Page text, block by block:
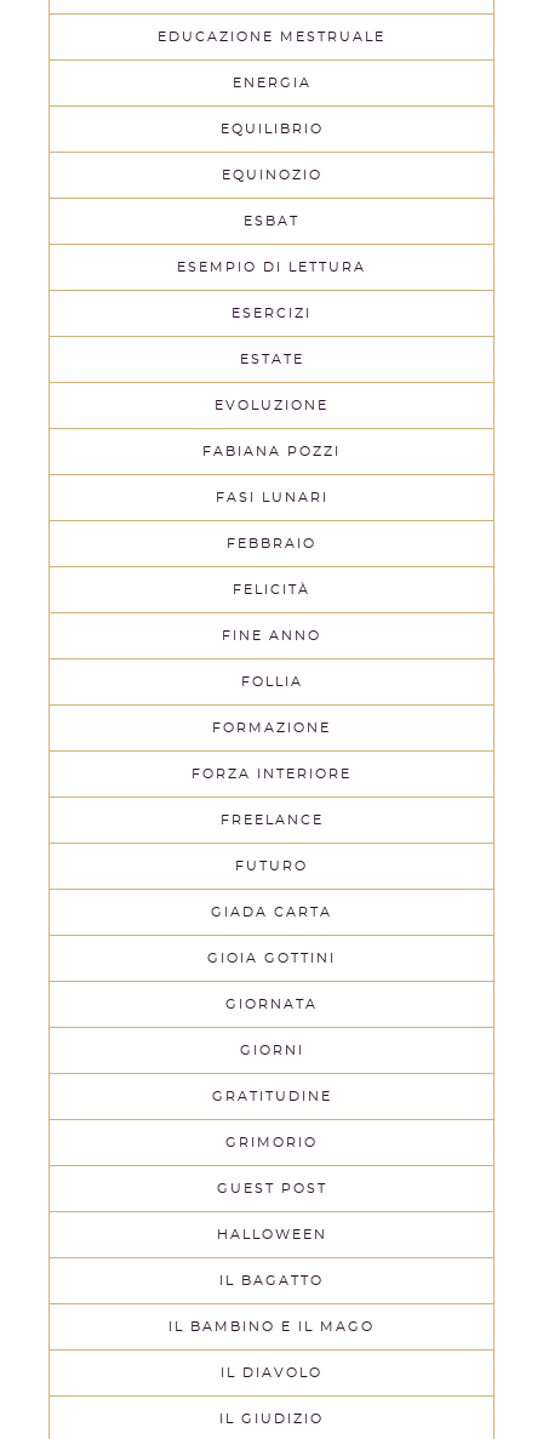
EDUCAZIONE MESTRUALE
ENERGIA
EQUILIBRIO
EQUINOZIO
ESBAT
ESEMPIO DI LETTURA
ESERCIZI
ESTATE
EVOLUZIONE
FABIANA POZZI
FASI LUNARI
FEBBRAIO
FELICITÀ
FINE ANNO
FOLLIA
FORMAZIONE
FORZA INTERIORE
FREELANCE
FUTURO
GIADA CARTA
GIOIA GOTTINI
GIORNATA
GIORNI
GRATITUDINE
GRIMORIO
GUEST POST
HALLOWEEN
IL BAGATTO
IL BAMBINO E IL MAGO
IL DIAVOLO
IL GIUDIZIO